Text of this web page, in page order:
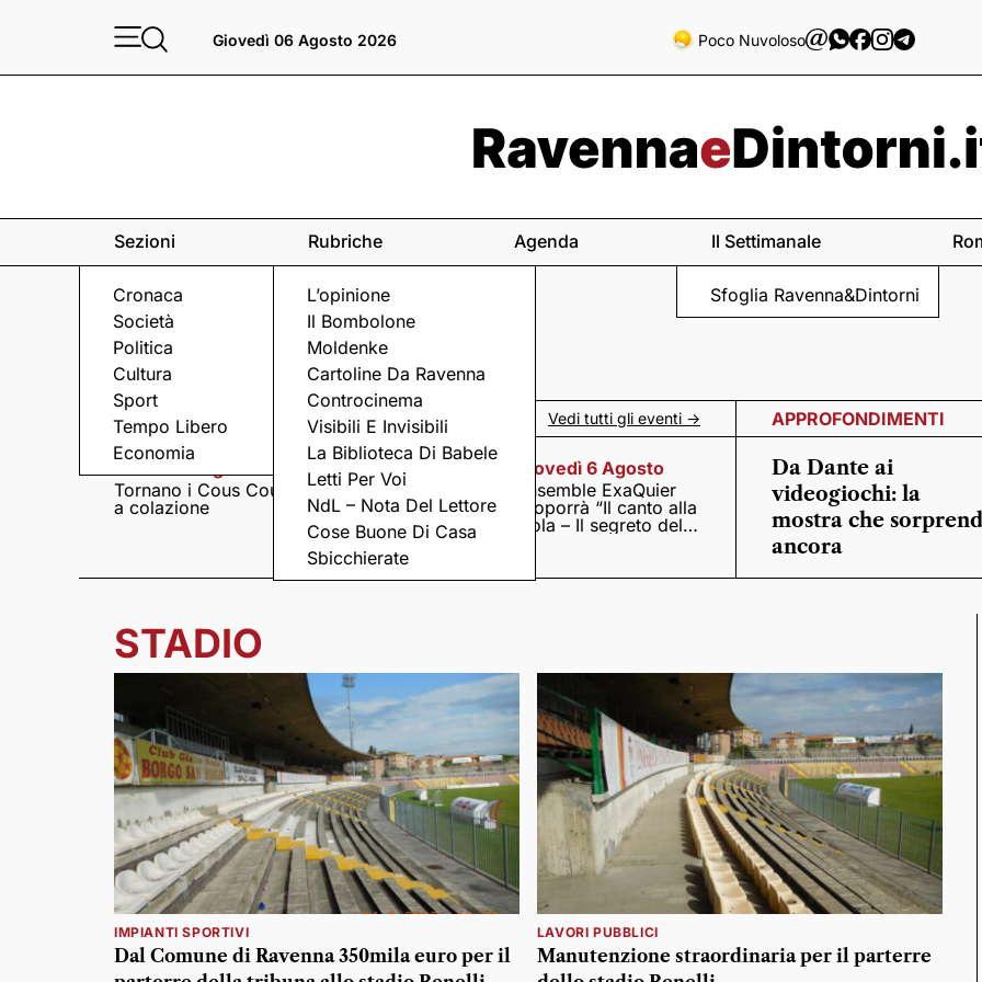
Giovedì 06 Agosto 2026 Poco Nuvoloso
Sezioni
Cronaca
Società
Politica
Cultura
Sport
Tempo Libero
Economia
Rubriche
L’opinione
Il Bombolone
Moldenke
Cartoline Da Ravenna
Controcinema
Visibili E Invisibili
La Biblioteca Di Babele
Letti Per Voi
NdL – Nota Del Lettore
Cose Buone Di Casa
Sbicchierate
Agenda Il Settimanale
Sfoglia Ravenna&Dintorni
Eventi a Ravenna e dintorni Vedi tutti gli eventi ->
Tornano i Cous Cous
a colazione
Giovedì 6 Agosto
Visita serale nella
Pieve romanica di
San Pietro in Sylvis
Giovedì 6 Agosto
Ensemble ExaQuier
proporrà “Il canto alla
viola – Il segreto del
APPROFONDIMENTI
Da Dante ai
videogiochi: la
mostra che
ancora
STADIO
IMPIANTI SPORTIVI
Dal Comune di Ravenna 350mila euro per il
LAVORI PUBBLICI
Manutenzione straordinaria per il parterre